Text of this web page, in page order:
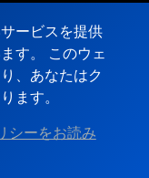
ービスを提供
す。 このウェ
、あなたはク
ます。
シーをお読み
rights reserved.